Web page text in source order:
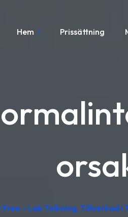
Hem Prissättning
– Lab Tolkning, Tillverkad i